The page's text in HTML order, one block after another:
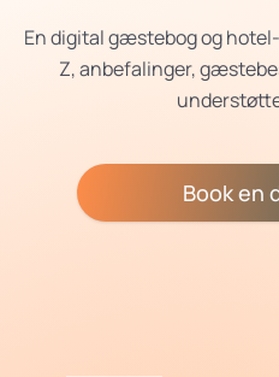
En digital gæstebog og
Z, anbefalinger,
Book en